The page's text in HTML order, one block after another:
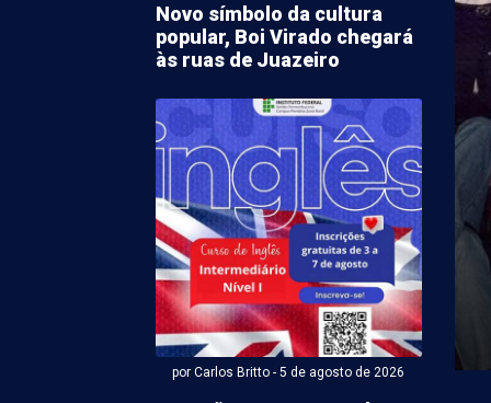
Novo símbolo da cultura
popular, Boi Virado chegará
às ruas de Juazeiro
por Carlos Britto - 5 de agosto de 2026
por sucatas
em bairros
da matéria sobre o acúmulo de sucatas nos
e Alto da Aliança, em Juazeiro (BA), ...